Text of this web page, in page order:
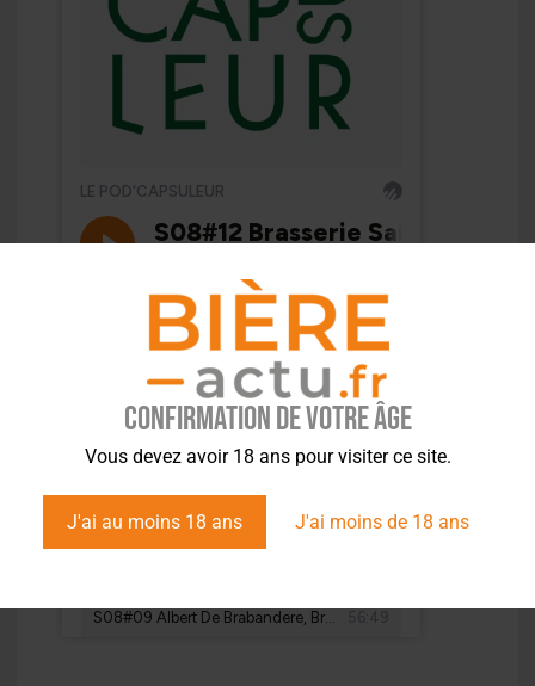
Confirmation de votre âge
Vous devez avoir 18 ans pour visiter ce site.
J'ai au moins 18 ans J'ai moins de 18 ans